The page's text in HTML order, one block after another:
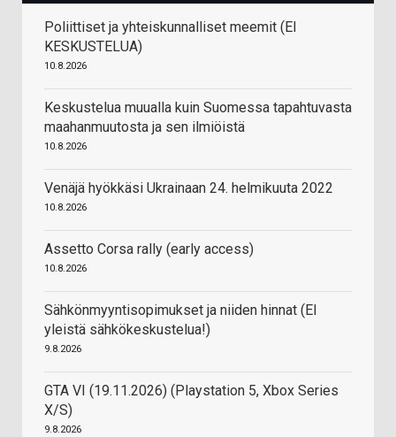
Poliittiset ja yhteiskunnalliset meemit (EI
KESKUSTELUA)
10.8.2026
Keskustelua muualla kuin Suomessa tapahtuvasta
maahanmuutosta ja sen ilmiöistä
10.8.2026
Venäjä hyökkäsi Ukrainaan 24. helmikuuta 2022
10.8.2026
Assetto Corsa rally (early access)
10.8.2026
Sähkönmyyntisopimukset ja niiden hinnat (EI
yleistä sähkökeskustelua!)
9.8.2026
GTA VI (19.11.2026) (Playstation 5, Xbox Series
X/S)
9.8.2026